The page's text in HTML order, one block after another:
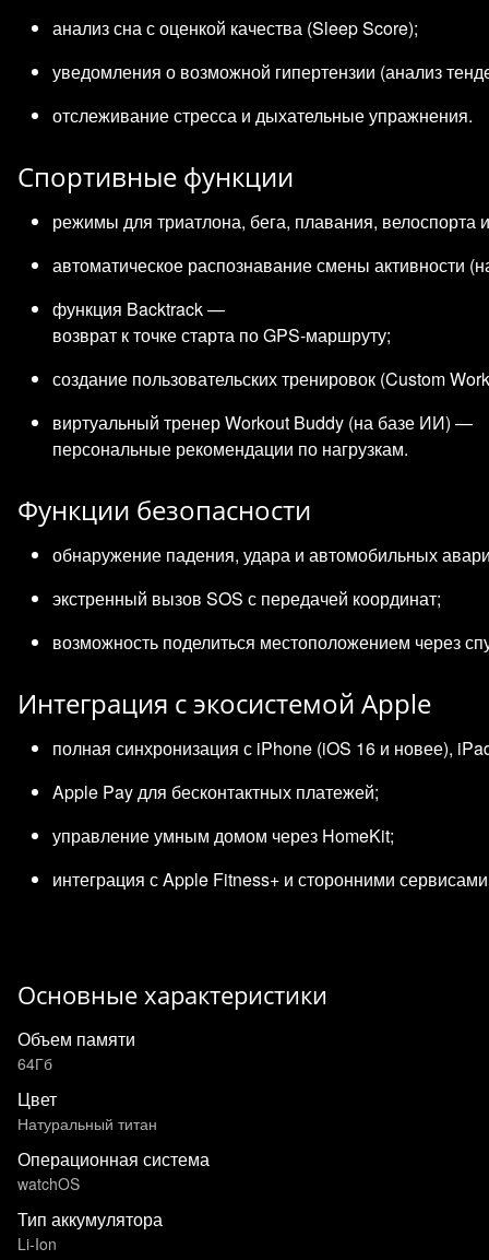
анализ сна с оценкой качества (Sleep Score);
уведомления о возможной гипертензии (анализ
отслеживание стресса и дыхательные упражнения.
Спортивные функции
режимы для триатлона, бега, плавания, велоспорта
автоматическое распознавание смены активности
функция Backtrack —
возврат к точке старта по GPS‑маршруту;
создание пользовательских тренировок (Custom
виртуальный тренер Workout Buddy (на базе ИИ) —
персональные рекомендации по нагрузкам.
Функции безопасности
обнаружение падения, удара и автомобильных
экстренный вызов SOS с передачей координат;
возможность поделиться местоположением через
Интеграция с экосистемой Apple
полная синхронизация с iPhone (iOS 16 и новее),
Apple Pay для бесконтактных платежей;
управление умным домом через HomeKit;
интеграция с Apple Fitness+ и сторонними
Основные характеристики
Объем памяти
64Гб
Цвет
Натуральный титан
Операционная система
watchOS
Тип аккумулятора
Li-Ion